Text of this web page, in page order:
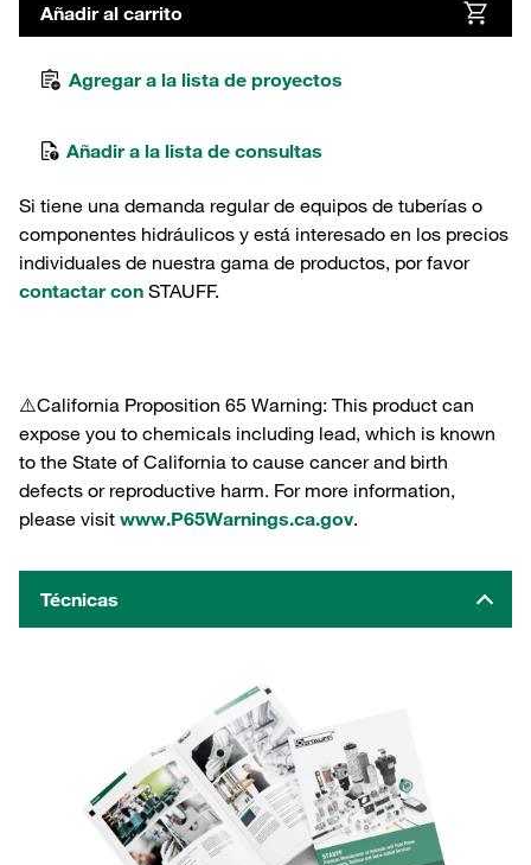
Añadir al carrito
Agregar a la lista de proyectos
Añadir a la lista de consultas
Si tiene una demanda regular de equipos de tuberías o
componentes hidráulicos y está interesado en los precios
individuales de nuestra gama de productos, por favor
contactar con STAUFF.
⚠️California Proposition 65 Warning: This product can
expose you to chemicals including lead, which is known
to the State of California to cause cancer and birth
defects or reproductive harm. For more information,
please visit www.P65Warnings.ca.gov.
Técnicas